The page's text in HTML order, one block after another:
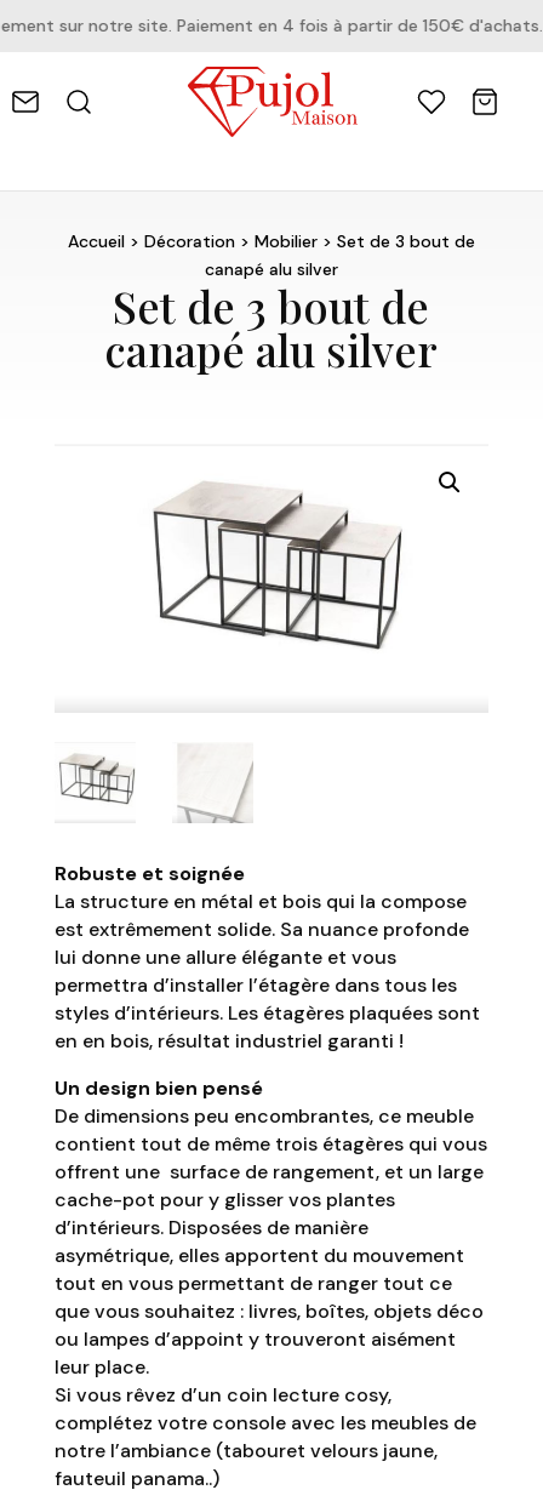
sur notre site. Paiement en 4 fois à partir de 150€ d'achats.
Accueil> Décoration> Mobilier> Set de 3 bout de
canapé alu silver
Set de 3 bout de
canapé alu silver
Robuste et soignée
La structure en métal et bois qui la compose
est extrêmement solide. Sa nuance profonde
lui donne une allure élégante et vous
permettra d’installer l’étagère dans tous les
styles d’intérieurs. Les étagères plaquées sont
en en bois, résultat industriel garanti !
Un design bien pensé
De dimensions peu encombrantes, ce meuble
contient tout de même trois étagères qui vous
offrent une surface de rangement, et un large
cache-pot pour y glisser vos plantes
d’intérieurs. Disposées de manière
asymétrique, elles apportent du mouvement
tout en vous permettant de ranger tout ce
que vous souhaitez : livres, boîtes, objets déco
ou lampes d’appoint y trouveront aisément
leur place.
Si vous rêvez d’un coin lecture cosy,
complétez votre console avec les meubles de
notre l’ambiance (tabouret velours jaune,
fauteuil panama..)